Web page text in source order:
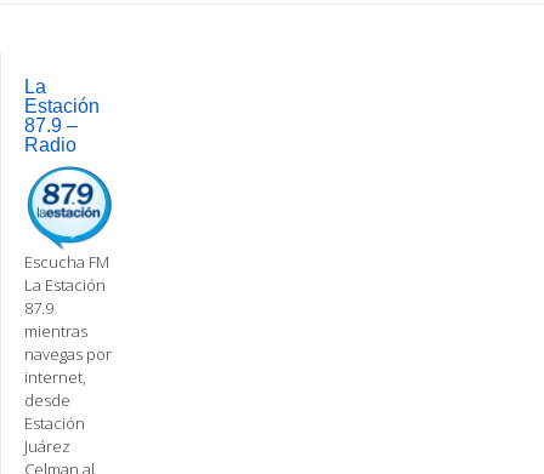
navigation
La
Estación
87.9 –
Radio
Escucha FM
La Estación
87.9
mientras
navegas por
internet,
desde
Estación
Juárez
Celman al